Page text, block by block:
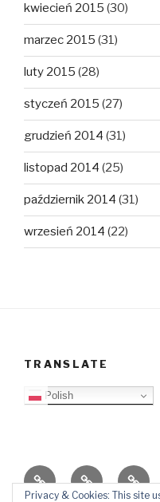
kwiecień 2015 (30)
marzec 2015 (31)
luty 2015 (28)
styczeń 2015 (27)
grudzień 2014 (31)
listopad 2014 (25)
październik 2014 (31)
wrzesień 2014 (22)
TRANSLATE
Polish
O
blogu
Top
Lista
Privacy & Cookies: This site